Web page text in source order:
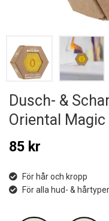
Dusch- &
Oriental Magic
85 kr
För hår och kropp
För alla hud- & hårtyper